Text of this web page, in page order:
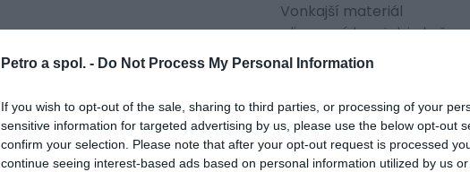
Petro a spol. - Do Not Process My Personal Information
If you wish to opt-out of the sale, sharing to third parties, or processing of your
sensitive information for targeted advertising by us, please use the below opt-out
confirm your selection. Please note that after your opt-out request is processed
continue seeing interest-based ads based on personal information utilized by us
Vonkajší materiál
- lisovaná hovädzia koža
Podšívka
Membrána
- GORE-TEX® membrána